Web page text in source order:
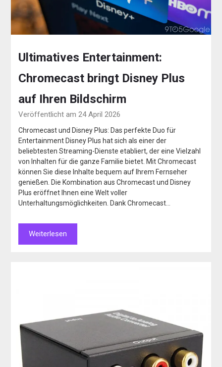
Ultimatives Entertainment:
Chromecast bringt Disney Plus
auf Ihren Bildschirm
Veröffentlicht am 24 April 2026
Chromecast und Disney Plus: Das perfekte Duo für
Entertainment Disney Plus hat sich als einer der
beliebtesten Streaming-Dienste etabliert, der eine Vielzahl
von Inhalten für die ganze Familie bietet. Mit Chromecast
können Sie diese Inhalte bequem auf Ihrem Fernseher
genießen. Die Kombination aus Chromecast und Disney
Plus eröffnet Ihnen eine Welt voller
Unterhaltungsmöglichkeiten. Dank Chromecast…
Weiterlesen